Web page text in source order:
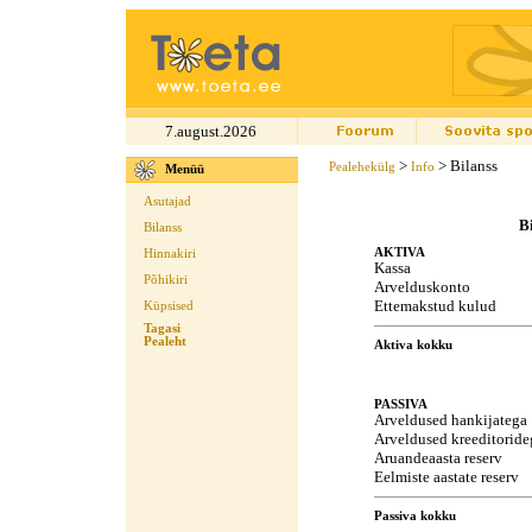
7.august.2026
Menüü
Asutajad
Bilanss
Hinnakiri
Põhikiri
Küpsised
Tagasi
Pealeht
Pealehekülg > Info > Bilanss
AKTIVA
Kassa
Arvelduskonto
Ettemakstud kulud
Aktiva kokku
PASSIVA
Arveldused hankijatega
Arveldused
Aruandeaasta reserv
Eelmiste aastate reserv
Passiva kokku